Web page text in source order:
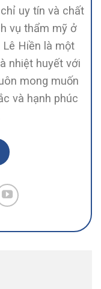
uy tín và chất
vụ thẩm mỹ ở
Lê Hiền là một
nhiệt huyết với
mong muốn
và hạnh phúc